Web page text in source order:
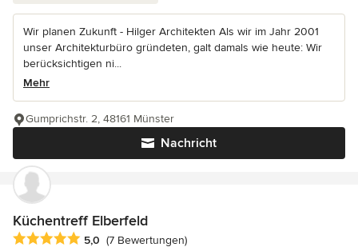
Wir planen Zukunft - Hilger Architekten Als wir im Jahr 2001
unser Architekturbüro gründeten, galt damals wie heute: Wir
berücksichtigen ni...
Mehr
Nachricht
Gumprichstr. 2, 48161 Münster
Küchentreff Elberfeld
Durchschnittliche Bewertung: 5 von 5 Sternen
5,0 (7 Bewertungen)